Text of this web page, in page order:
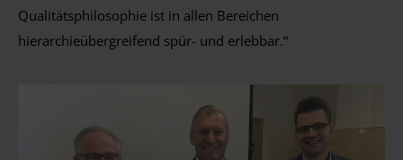
Qualitätsphilosophie ist in allen Bereichen
hierarchieübergreifend spür- und erlebbar.“